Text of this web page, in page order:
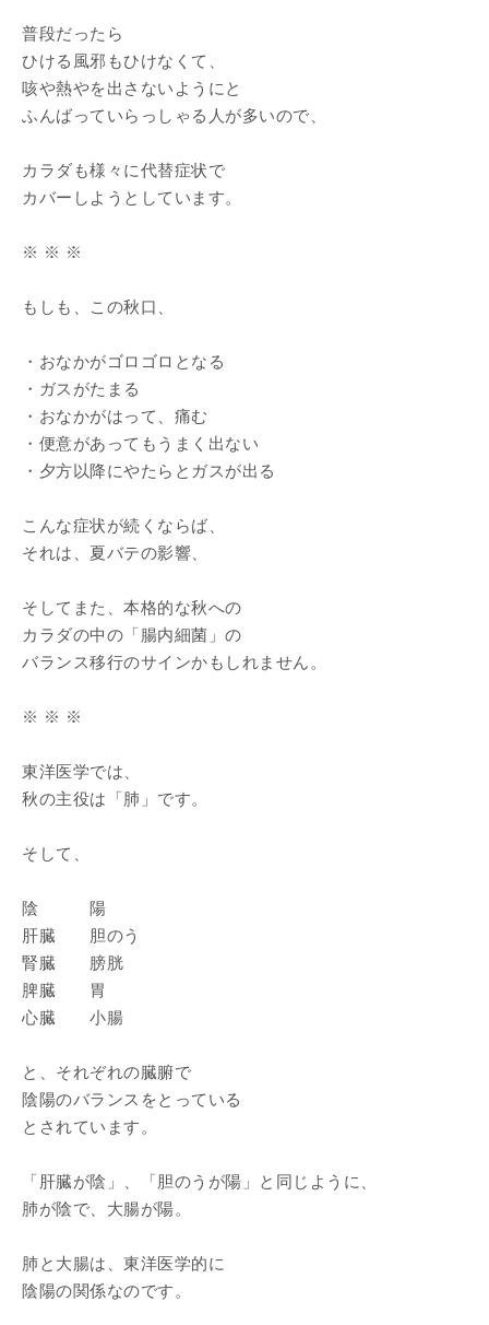
普段だったら
ひける風邪もひけなくて、
咳や熱やを出さないようにと
ふんばっていらっしゃる人が多いので、
カラダも様々に代替症状で
カバーしようとしています。
※ ※ ※
もしも、この秋口、
・おなかがゴロゴロとなる
・ガスがたまる
・おなかがはって、痛む
・便意があってもうまく出ない
・夕方以降にやたらとガスが出る
こんな症状が続くならば、
それは、夏バテの影響、
そしてまた、本格的な秋への
カラダの中の「腸内細菌」の
バランス移行のサインかもしれません。
※ ※ ※
東洋医学では、
秋の主役は「肺」です。
そして、
陰 陽
肝臓 胆のう
腎臓 膀胱
脾臓 胃
心臓 小腸
と、それぞれの臓腑で
陰陽のバランスをとっている
とされています。
「肝臓が陰」、「胆のうが陽」と同じように、
肺が陰で、大腸が陽。
肺と大腸は、東洋医学的に
陰陽の関係なのです。